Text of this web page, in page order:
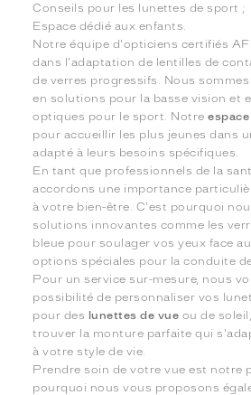
Conseils pour les lunettes de sport ;
Espace dédié aux enfants.
Notre équipe d'opticiens certifiés
dans l'adaptation de lentilles de
de verres progressifs. Nous
en solutions pour la basse vision et
optiques pour le sport. Notre
pour accueillir les plus jeunes dans
adapté à leurs besoins spécifiques.
En tant que professionnels de la
accordons une importance
à votre bien-être. C'est pourquoi
solutions innovantes comme les
bleue pour soulager vos yeux face
options spéciales pour la conduite
Pour un service sur-mesure, nous
possibilité de personnaliser vos
pour des lunettes de vue ou de
trouver la monture parfaite qui
à votre style de vie.
Prendre soin de votre vue est notre
pourquoi nous vous proposons